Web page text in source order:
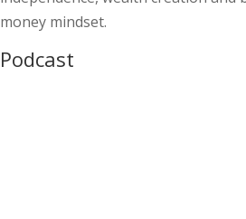
money mindset.
Podcast